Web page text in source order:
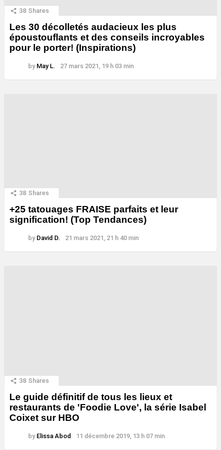
38 Shares
Les 30 décolletés audacieux les plus
époustouflants et des conseils incroyables
pour le porter! (Inspirations)
by May L. 27 mars 2021, 19 h 03 min
38 Shares
+25 tatouages ​​FRAISE parfaits et leur
signification! (Top Tendances)
by David D. 21 mars 2021, 21 h 40 min
38 Shares
Le guide définitif de tous les lieux et
restaurants de 'Foodie Love', la série Isabel
Coixet sur HBO
by Elissa Abod 11 décembre 2019, 13 h 07 min